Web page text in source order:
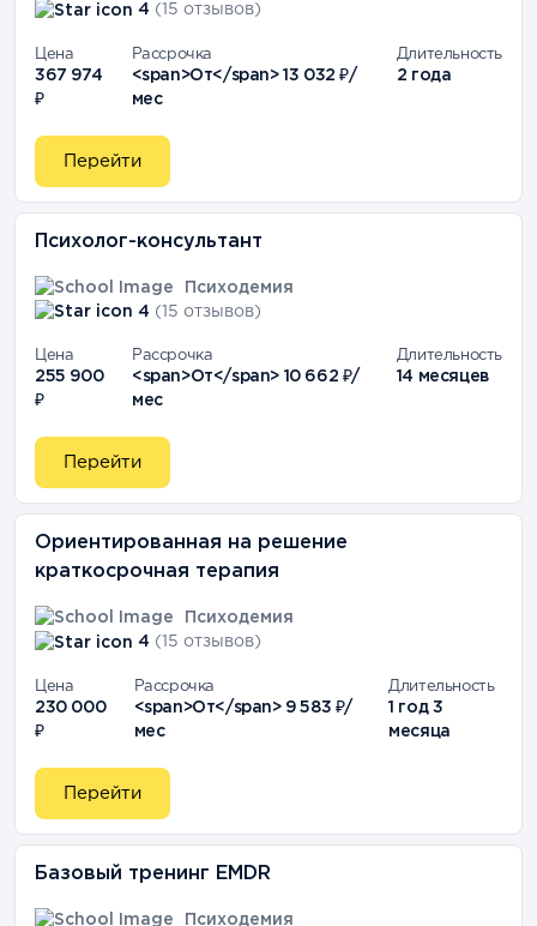
4 (15 отзывов)
Цена
367 974
₽
Рассрочка
<span>От</span> 13 032 ₽/
мес
Длительность
2 года
Перейти
Психолог-консультант
Психодемия
4 (15 отзывов)
Цена
255 900
₽
Рассрочка
<span>От</span> 10 662 ₽/
мес
Длительность
14 месяцев
Перейти
Ориентированная на решение
краткосрочная терапия
Психодемия
4 (15 отзывов)
Цена
230 000
₽
Рассрочка
<span>От</span> 9 583 ₽/
мес
Длительность
1 год 3
месяца
Перейти
Базовый тренинг EMDR
Психодемия